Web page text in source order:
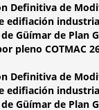
Definitiva de
edifiación
Güímar de Plan
pleno COTMAC
Definitiva de
edifiación
Güímar de Plan